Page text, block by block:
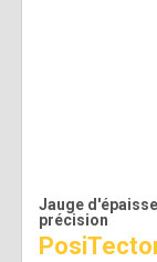
Jauge
précision